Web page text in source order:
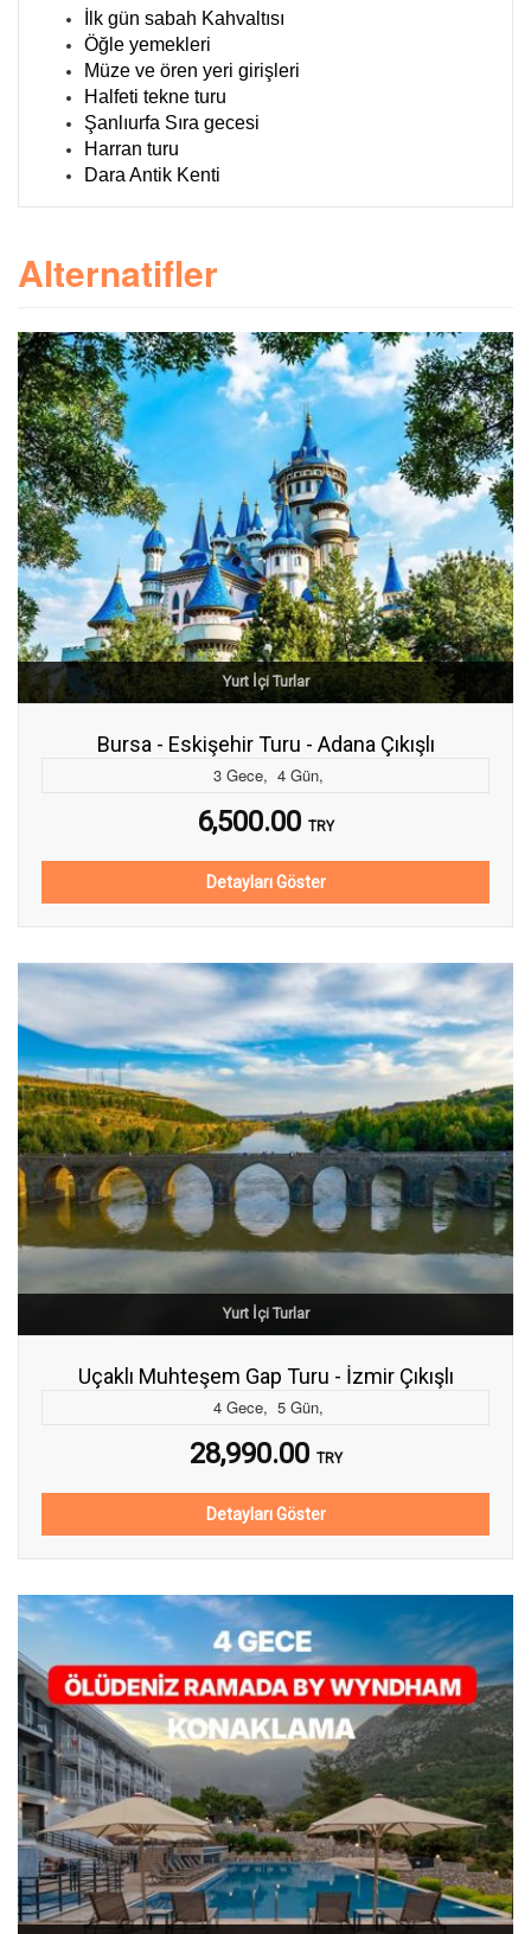
İlk gün sabah Kahvaltısı
Öğle yemekleri
Müze ve ören yeri girişleri
Halfeti tekne turu
Şanlıurfa Sıra gecesi
Harran turu
Dara Antik Kenti
Alternatifler
Yurt İçi Turlar
Bursa - Eskişehir Turu - Adana Çıkışlı
3 Gece, 4 Gün,
6,500.00 TRY
Detayları Göster
Yurt İçi Turlar
Uçaklı Muhteşem Gap Turu - İzmir Çıkışlı
4 Gece, 5 Gün,
28,990.00 TRY
Detayları Göster